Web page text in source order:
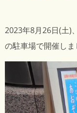
2023年8月26日(土)
の駐車場で開催しま